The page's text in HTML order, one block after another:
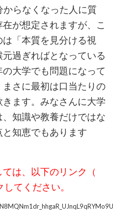
からなくなった人に質
が想定されますが、こ
「本質を見分ける視
過ぎればとなっている
大学でも問題になって
さに最初は口当たりの
ます。みなさんに大学
知識や教養だけではな
と知恵でもあります
は、以下のリンク（
てください。